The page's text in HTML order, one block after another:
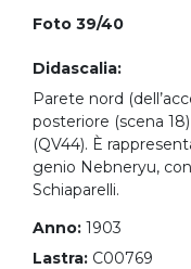
Foto 39/40
Didascalia:
Parete nord
posteriore (scena
(QV44). È
genio Nebneryu,
Schiaparelli.
Anno: 1903
Lastra: C00769